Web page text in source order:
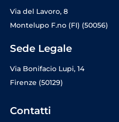
Via del Lavoro, 8
Montelupo F.no (FI) (50056)
Sede Legale
Via Bonifacio Lupi, 14
Firenze (50129)
Contatti